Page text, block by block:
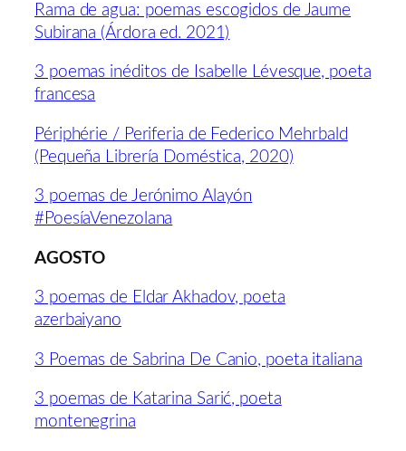
Rama de agua: poemas escogidos de Jaume
Subirana (Árdora ed. 2021)
3 poemas inéditos de Isabelle Lévesque, poeta
francesa
Périphérie / Periferia de Federico Mehrbald
(Pequeña Librería Doméstica, 2020)
3 poemas de Jerónimo Alayón
#PoesíaVenezolana
AGOSTO
3 poemas de Eldar Akhadov, poeta
azerbaiyano
3 Poemas de Sabrina De Canio, poeta italiana
3 poemas de Katarina Sarić, poeta
montenegrina